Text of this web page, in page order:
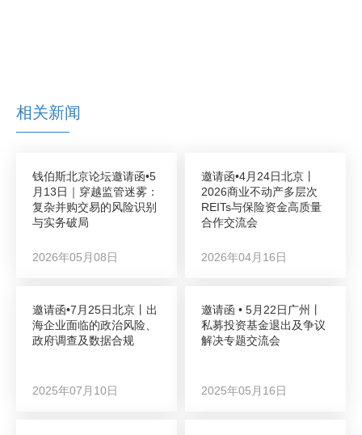
相关新闻
钱伯斯北京论坛邀请函•5
月13日｜穿越监管迷雾：
复杂并购交易的风险识别
与实务破局
2026年05月08日
邀请函•4月24日北京丨
2026商业不动产多层次
REITs与保险资金高质量
合作交流会
2026年04月16日
邀请函•7月25日北京丨出
海企业面临的政治风险、
政府调查及数据合规
2025年07月10日
邀请函 • 5月22日广州丨
私募投资基金退出及争议
解决专题交流会
2025年05月16日